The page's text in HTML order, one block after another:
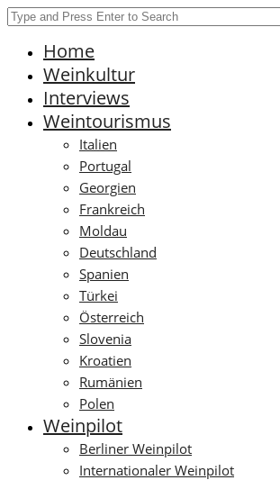
Home
Weinkultur
Interviews
Weintourismus
Italien
Portugal
Georgien
Frankreich
Moldau
Deutschland
Spanien
Türkei
Österreich
Slovenia
Kroatien
Rumänien
Polen
Weinpilot
Berliner Weinpilot
Internationaler Weinpilot